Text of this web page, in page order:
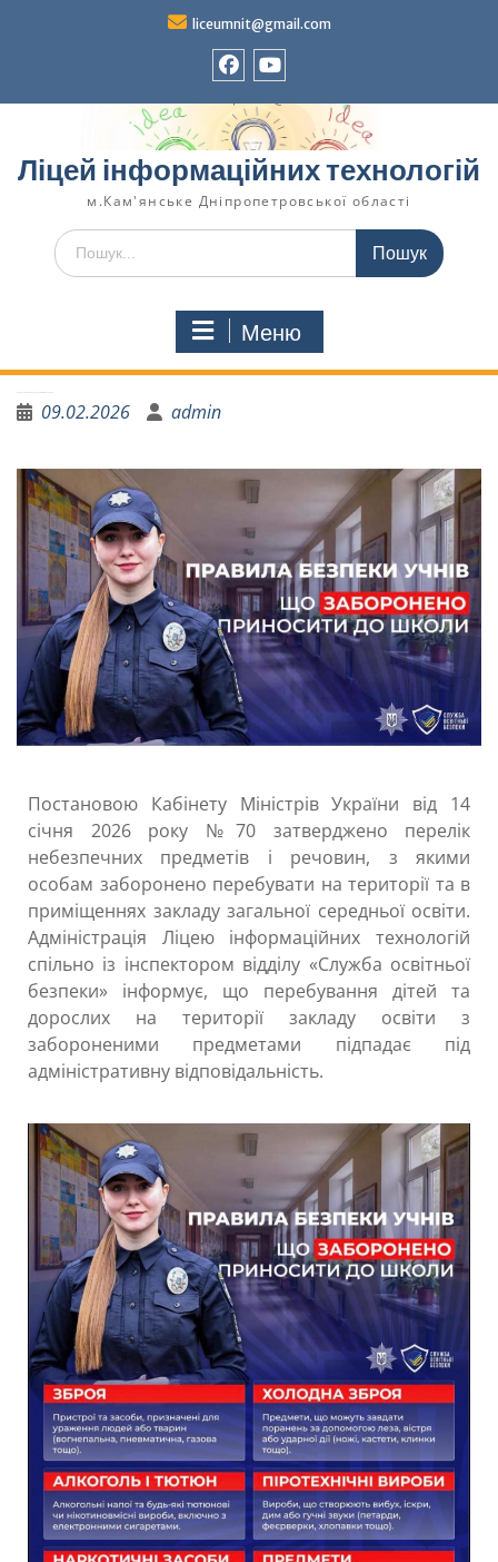
liceumnit@gmail.com
Ліцей інформаційних технологій
м.Кам'янське Дніпропетровської області
Меню
09.02.2026 admin
Постановою Кабінету Міністрів України від 14
січня 2026 року №70 затверджено перелік
небезпечних предметів і речовин, з якими
особам заборонено перебувати на території та в
приміщеннях закладу загальної середньої освіти.
Адміністрація Ліцею інформаційних технологій
спільно із інспектором відділу «Служба освітньої
безпеки» інформує, що перебування дітей та
дорослих на території закладу освіти з
забороненими предметами підпадає під
адміністративну відповідальність.